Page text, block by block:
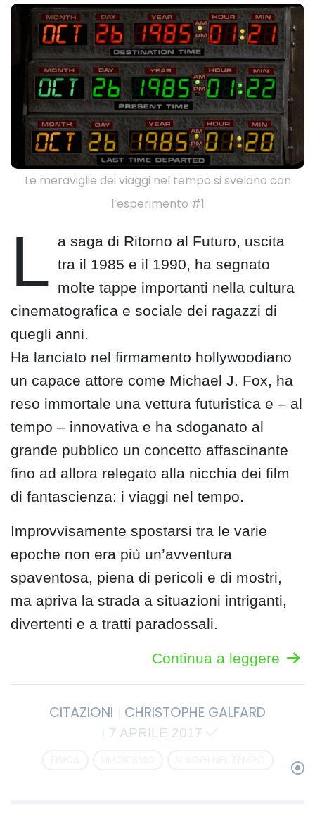
Le meraviglie dei viaggi nel tempo si svelano con
l’esperimento #1
L
a saga di Ritorno al Futuro, uscita
tra il 1985 e il 1990, ha segnato
molte tappe importanti nella cultura
cinematografica e sociale dei ragazzi di
quegli anni.
Ha lanciato nel firmamento hollywoodiano
un capace attore come Michael J. Fox, ha
reso immortale una vettura futuristica e – al
tempo – innovativa e ha sdoganato al
grande pubblico un concetto affascinante
fino ad allora relegato alla nicchia dei film
di fantascienza: i viaggi nel tempo.
Improvvisamente spostarsi tra le varie
epoche non era più un’avventura
spaventosa, piena di pericoli e di mostri,
ma apriva la strada a situazioni intriganti,
divertenti e a tratti paradossali.
Continua a leggere
CITAZIONI CHRISTOPHE GALFARD
7 APRILE 2017